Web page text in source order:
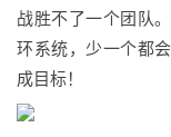
战胜不了一个团队
环系统，少一个都
成目标！